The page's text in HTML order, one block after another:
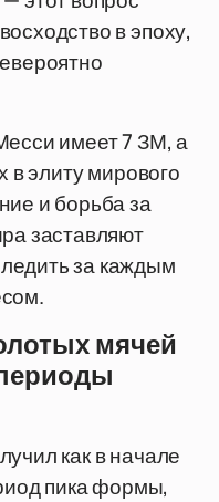
в эпоху,
имеет 7 ЗМ, а
в элиту мирового
и борьба за
заставляют
за каждым
мячей
как в начале
пика формы,